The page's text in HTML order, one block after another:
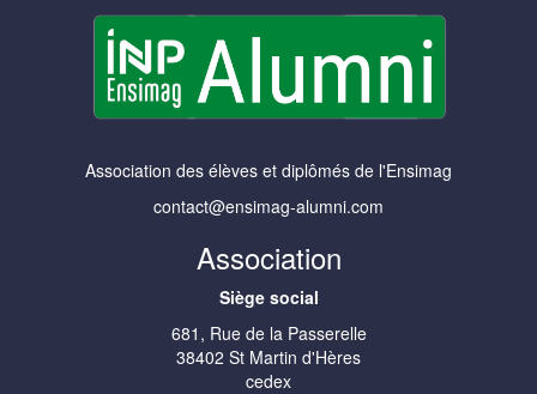
Association des élèves et diplômés de l'Ensimag
contact@ensimag-alumni.com
Association
Siège social
681, Rue de la Passerelle
38402 St Martin d'Hères
cedex